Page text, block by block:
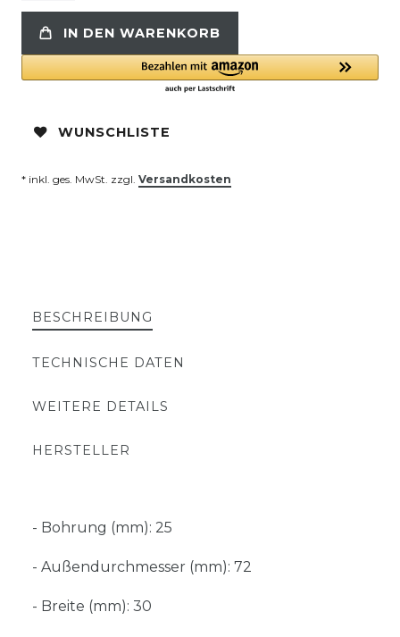
IN DEN WARENKORB
WUNSCHLISTE
* inkl. ges. MwSt. zzgl. Versandkosten
BESCHREIBUNG
TECHNISCHE DATEN
WEITERE DETAILS
HERSTELLER
- Bohrung (mm): 25
- Außendurchmesser (mm): 72
- Breite (mm): 30